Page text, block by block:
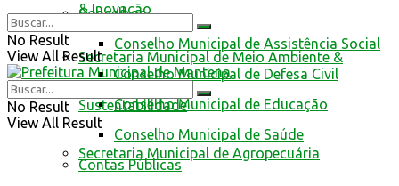
Conselhos
Conselho Municipal de Assistência Social
Conselho Municipal de Defesa Civil
Conselho Municipal de Educação
Conselho Municipal de Saúde
Contas Públicas
& Inovação
Secretaria Municipal de Meio Ambiente &
Sustentabilidade
Secretaria Municipal de Agropecuária
No Result
View All Result
No Result
View All Result